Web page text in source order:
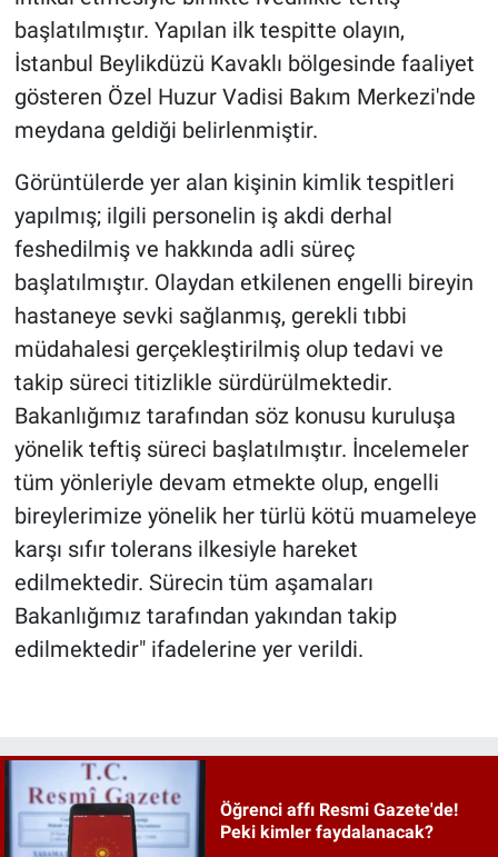
başlatılmıştır. Yapılan ilk tespitte olayın,
İstanbul Beylikdüzü Kavaklı bölgesinde faaliyet
gösteren Özel Huzur Vadisi Bakım Merkezi'nde
meydana geldiği belirlenmiştir.
Görüntülerde yer alan kişinin kimlik tespitleri
yapılmış; ilgili personelin iş akdi derhal
feshedilmiş ve hakkında adli süreç
başlatılmıştır. Olaydan etkilenen engelli bireyin
hastaneye sevki sağlanmış, gerekli tıbbi
müdahalesi gerçekleştirilmiş olup tedavi ve
takip süreci titizlikle sürdürülmektedir.
Bakanlığımız tarafından söz konusu kuruluşa
yönelik teftiş süreci başlatılmıştır. İncelemeler
tüm yönleriyle devam etmekte olup, engelli
bireylerimize yönelik her türlü kötü muameleye
karşı sıfır tolerans ilkesiyle hareket
edilmektedir. Sürecin tüm aşamaları
Bakanlığımız tarafından yakından takip
edilmektedir" ifadelerine yer verildi.
Öğrenci affı Resmi Gazete'de!
Peki kimler faydalanacak?